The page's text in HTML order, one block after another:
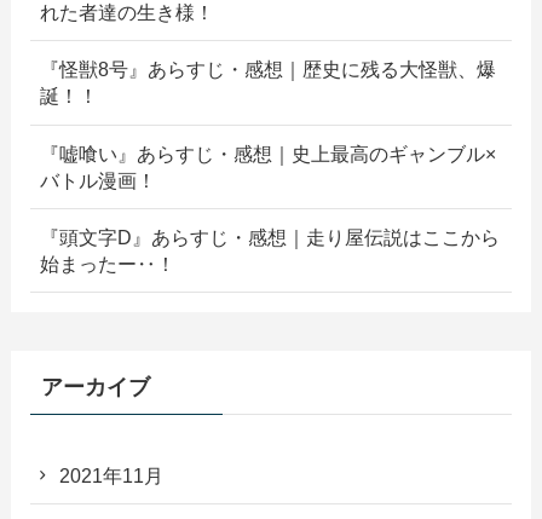
れた者達の生き様！
『怪獣8号』あらすじ・感想｜歴史に残る大怪獣、爆
誕！！
『嘘喰い』あらすじ・感想｜史上最高のギャンブル×
バトル漫画！
『頭文字D』あらすじ・感想｜走り屋伝説はここから
始まったー‥！
アーカイブ
2021年11月